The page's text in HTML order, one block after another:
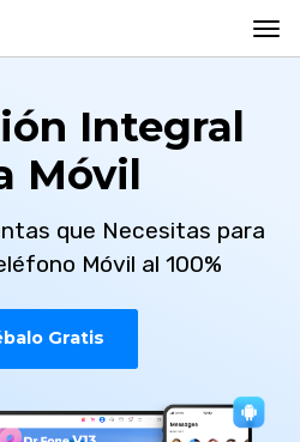
Integral
Móvil
que Necesitas para
Móvil al 100%
Gratis